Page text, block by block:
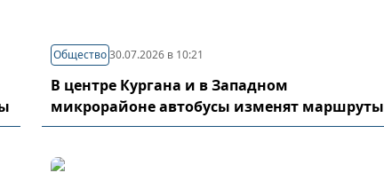
Общество 30.07.2026 в 10:21
В центре Кургана и в Западном
микрорайоне автобусы изменят маршруты